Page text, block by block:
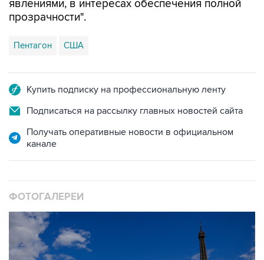
Пентагон США
Подписаться на рассылку главных новостей сайта
Получать оперативные новости в официальном